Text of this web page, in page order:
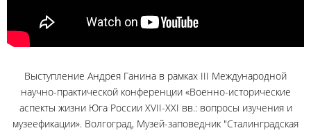
Выступление Андрея Ганина в рамках III Международной
научно-практической конференции «Военно-исторические
аспекты жизни Юга России XVII-XXI вв.: вопросы изучения и
музеефикации». Волгоград, Музей-заповедник "Сталинградская